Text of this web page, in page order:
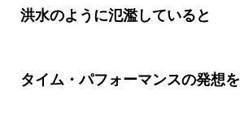
洪水のように氾濫していると
タイム・パフォーマンスの発想を